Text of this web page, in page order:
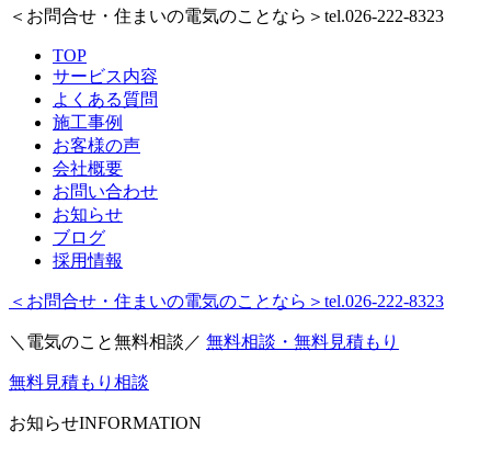
＜お問合せ・住まいの電気のことなら＞ tel.026-222-8323
TOP
サービス内容
よくある質問
施工事例
お客様の声
会社概要
お問い合わせ
お知らせ
ブログ
採用情報
＜お問合せ・住まいの電気のことなら＞ tel.026-222-8323
＼電気のこと無料相談／ 無料相談・無料見積もり
無料見積もり相談
お知らせINFORMATION